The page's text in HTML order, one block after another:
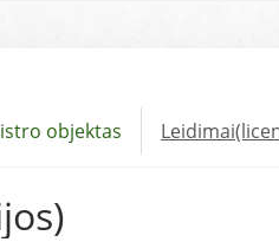
objektas